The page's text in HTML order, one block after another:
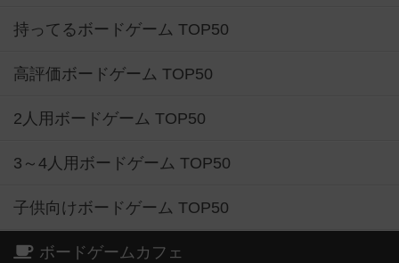
持ってるボードゲーム TOP50
高評価ボードゲーム TOP50
2人用ボードゲーム TOP50
3～4人用ボードゲーム TOP50
子供向けボードゲーム TOP50
ボードゲームカフェ